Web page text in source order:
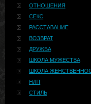
ОТНОШЕНИЯ
СЕКС
РАССТАВАНИЕ
ВОЗВРАТ
ДРУЖБА
ШКОЛА МУЖЕСТВА
ШКОЛА
НЛП
СТИЛЬ